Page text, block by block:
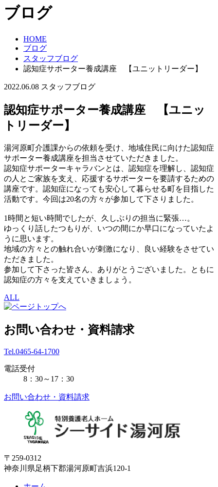
ブログ
HOME
ブログ
スタッフブログ
認知症サポーター養成講座 【ユニットリーダー】
2022.06.08 スタッフブログ
認知症サポーター養成講座 【ユニッ
トリーダー】
湯河原町介護課からの依頼を受け、地域住民に向けた認知症
サポーター養成講座を担当させていただきました。
認知症サポーターキャラバンとは、認知症を理解し、認知症
の人とご家族を支え、応援するサポーターを要請するための
講座です。認知症になっても安心して暮らせる町を目指した
活動です。今回は20名の方々が参加して下さりました。
1時間と短い時間でしたが、久しぶりの担当に緊張…。
ゆっくり話したつもりが、いつの間にか早口になっていたよ
うに思います。
地域の方々との触れ合いが刺激になり、良い経験をさせてい
ただきました。
参加して下さった皆さん、ありがとうございました。ともに
認知症の方々を支えていきましょう。
ALL
お問い合わせ・資料請求
Tel.0465-64-1700
電話受付
8：30～17：30
お問い合わせ・資料請求
〒259-0312
神奈川県足柄下郡湯河原町吉浜120-1